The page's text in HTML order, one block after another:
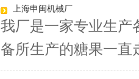
上海申闽机械厂
我厂是一家专业生产
备所生产的糖果一直